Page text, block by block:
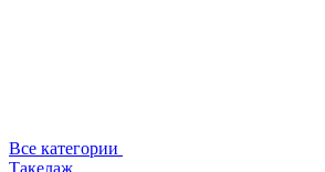
Все категории
Такелаж